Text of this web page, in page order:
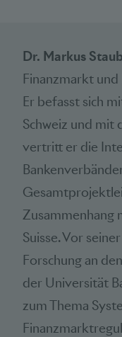
Dr. Markus Staub
Finanzmarkt und
Er befasst sich
Schweiz und mit
vertritt er die
Zusammenhang
Suisse. Vor
Forschung an
der Universität
zum Thema